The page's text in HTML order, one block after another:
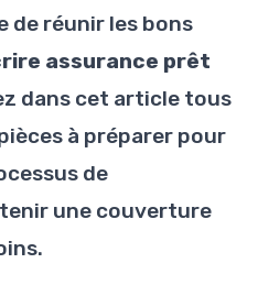
de réunir les bons
assurance prêt
dans cet article tous
à préparer pour
de
une couverture